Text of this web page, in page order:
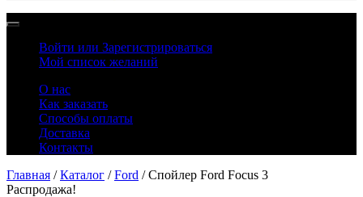
Войти или Зарегистрироваться
Мой список желаний
О нас
Как заказать
Способы оплаты
Доставка
Контакты
Главная /Каталог /Ford / Спойлер Ford Focus 3
Распродажа!